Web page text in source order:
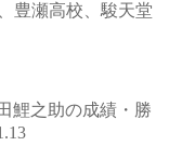
豊瀬高校、駿天堂
鯉之助の成績・勝